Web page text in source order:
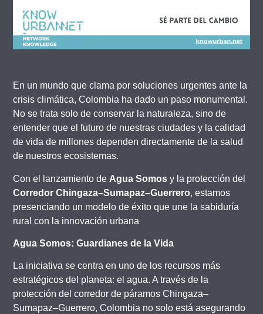
En un mundo que clama por soluciones urgentes ante la
crisis climática, Colombia ha dado un paso monumental.
No se trata solo de conservar la naturaleza, sino de
entender que el futuro de nuestras ciudades y la calidad
de vida de millones dependen directamente de la salud
de nuestros ecosistemas.
Con el lanzamiento de Agua Somos y la protección del
Corredor Chingaza–Sumapaz–Guerrero, estamos
presenciando un modelo de éxito que une la sabiduría
rural con la innovación urbana
Agua Somos: Guardianes de la Vida
La iniciativa se centra en uno de los recursos más
estratégicos del planeta: el agua. A través de la
protección del corredor de páramos Chingaza–
Sumapaz–Guerrero, Colombia no solo está asegurando